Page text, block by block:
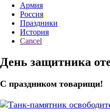
Армия
Россия
Праздники
История
Cancel
День защитника
С праздником товарищи!